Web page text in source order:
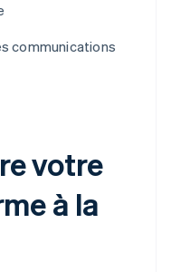
communications
votre
à la